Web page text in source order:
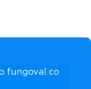
fungoval co